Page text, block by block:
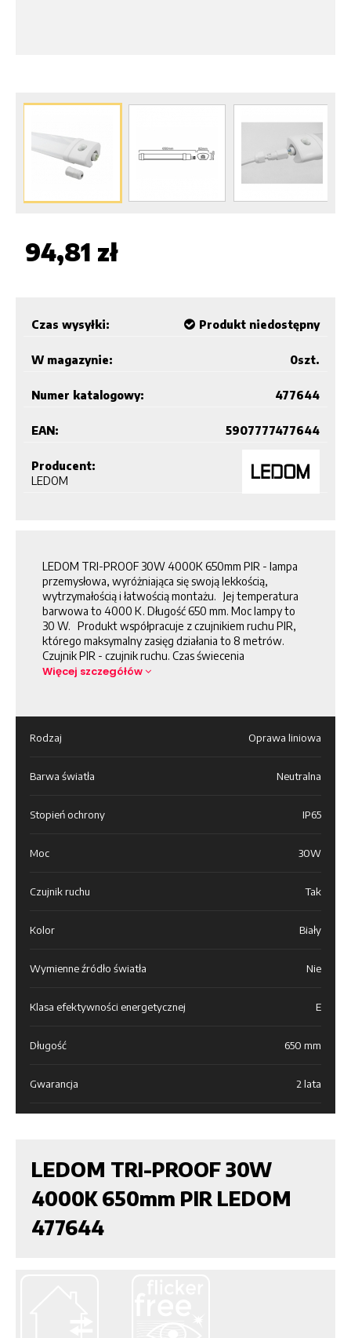
94,81 zł
Czas wysyłki: Produkt niedostępny
W magazynie: szt.
0
Numer katalogowy: 477644
EAN: 5907777477644
Producent:
LEDOM
LEDOM TRI-PROOF 30W 4000K 650mm PIR - lampa
przemysłowa, wyróżniająca się swoją lekkością,
wytrzymałością i łatwością montażu. Jej temperatura
barwowa to 4000 K. Długość 650 mm. Moc lampy to
30 W. Produkt współpracuje z czujnikiem ruchu PIR,
którego maksymalny zasięg działania to 8 metrów.
Czujnik PIR - czujnik ruchu. Czas świecenia
Więcej szczegółów
Rodzaj Oprawa liniowa
Barwa światła Neutralna
Stopień ochrony IP65
Moc 30W
Czujnik ruchu Tak
Kolor Biały
Wymienne źródło światła Nie
Klasa efektywności energetycznej E
Długość 650 mm
Gwarancja 2 lata
LEDOM TRI-PROOF 30W
4000K 650mm PIR LEDOM
477644